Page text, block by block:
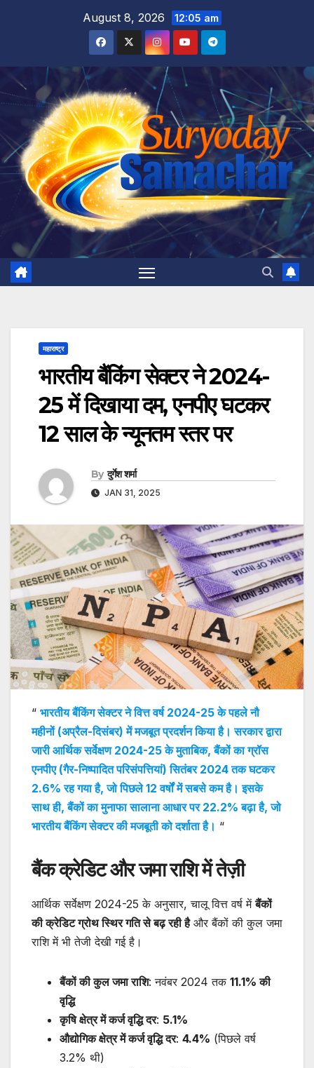
August 8, 2026 12:05 am
महाराष्ट्र
भारतीय बैंकिंग सेक्टर ने 2024-
25 में दिखाया दम, एनपीए घटकर
12 साल के न्यूनतम स्तर पर
By दुर्गेश शर्मा
JAN 31, 2025
“ भारतीय बैंकिंग सेक्टर ने वित्त वर्ष 2024-25 के पहले नौ
महीनों (अप्रैल-दिसंबर) में मजबूत प्रदर्शन किया है। सरकार द्वारा
जारी आर्थिक सर्वेक्षण 2024-25 के मुताबिक, बैंकों का ग्रॉस
एनपीए (गैर-निष्पादित परिसंपत्तियां) सितंबर 2024 तक घटकर
2.6% रह गया है, जो पिछले 12 वर्षों में सबसे कम है। इसके
साथ ही, बैंकों का मुनाफा सालाना आधार पर 22.2% बढ़ा है, जो
भारतीय बैंकिंग सेक्टर की मजबूती को दर्शाता है। “
बैंक क्रेडिट और जमा राशि में तेज़ी
आर्थिक सर्वेक्षण 2024-25 के अनुसार, चालू वित्त वर्ष मेंबैंकों
की क्रेडिट ग्रोथ स्थिर गति से बढ़ रही हैऔर बैंकों की कुल जमा
राशि में भी तेजी देखी गई है।
बैंकों की कुल जमा राशि: नवंबर 2024 तक 11.1% की
वृद्धि
कृषि क्षेत्र में कर्ज वृद्धि दर: 5.1%
औद्योगिक क्षेत्र में कर्ज वृद्धि दर: 4.4% (पिछले वर्ष
3.2% थी)